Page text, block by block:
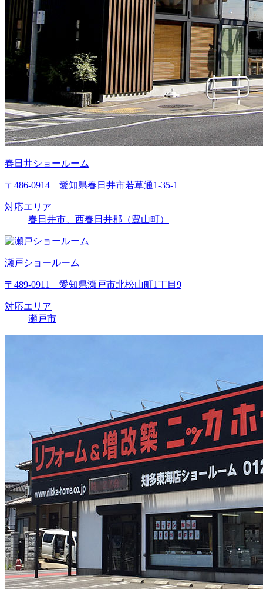
春日井ショールーム
〒486-0914 愛知県春日井市若草通1-35-1
対応エリア
春日井市、西春日井郡（豊山町）
瀬戸ショールーム
〒489-0911 愛知県瀬戸市北松山町1丁目9
対応エリア
瀬戸市